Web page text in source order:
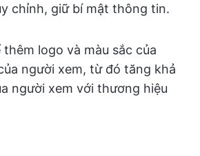
chỉnh, giữ bí mật thông tin.
logo và màu sắc của
người xem, từ đó tăng khả
người xem với thương hiệu